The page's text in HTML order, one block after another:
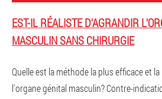
EST-IL RÉALISTE D'AGRANDIR
MASCULIN SANS CHIRURGIE
Quelle est la méthode la plus efficace et
l'organe génital masculin? Contre-